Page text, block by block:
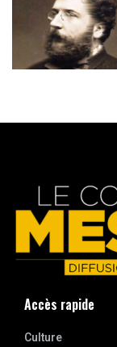
Accès rapide
Culture